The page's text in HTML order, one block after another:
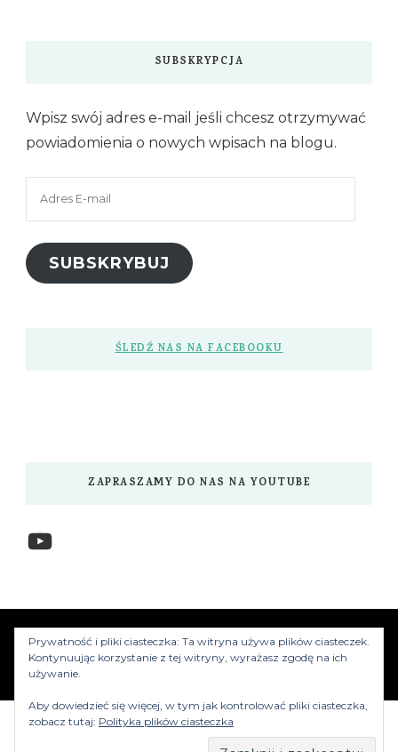
SUBSKRYPCJA
Wpisz swój adres e-mail jeśli chcesz otrzymywać
powiadomienia o nowych wpisach na blogu.
SUBSKRYBUJ
ŚLEDŹ NAS NA FACEBOOKU
ZAPRASZAMY DO NAS NA YOUTUBE
YouTube
www.myzwiedzamy.pl Vilva | Stworzony przez
Blossom Themes.Silnik:WordPress
Prywatność i pliki ciasteczka: Ta witryna używa plików ciasteczek.
Kontynuując korzystanie z tej witryny, wyrażasz zgodę na ich
używanie.
Aby dowiedzieć się więcej, w tym jak kontrolować pliki ciasteczka,
zobacz tutaj: Polityka plików ciasteczka